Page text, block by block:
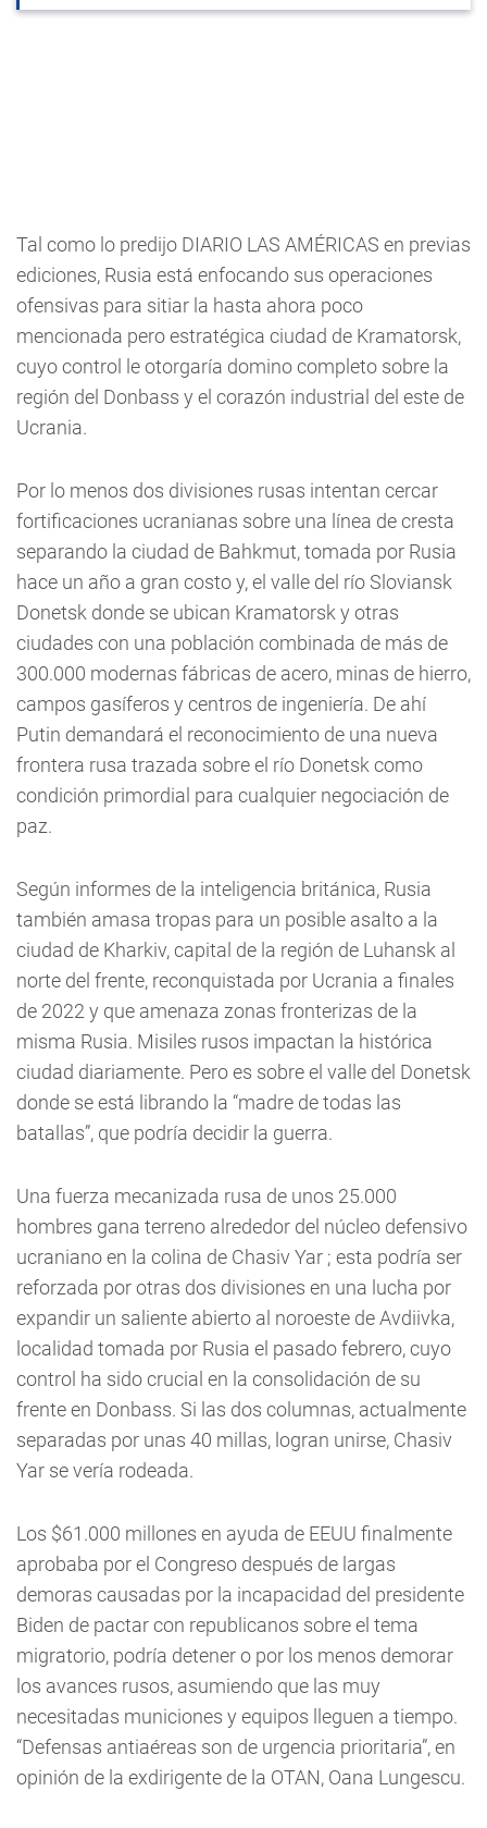
Tal como lo predijo DIARIO LAS AMÉRICAS en previas
ediciones, Rusia está enfocando sus operaciones
ofensivas para sitiar la hasta ahora poco
mencionada pero estratégica ciudad de Kramatorsk,
cuyo control le otorgaría domino completo sobre la
región del Donbass y el corazón industrial del este de
Ucrania.
Por lo menos dos divisiones rusas intentan cercar
fortificaciones ucranianas sobre una línea de cresta
separando la ciudad de Bahkmut, tomada por Rusia
hace un año a gran costo y, el valle del río Sloviansk
Donetsk donde se ubican Kramatorsk y otras
ciudades con una población combinada de más de
300.000 modernas fábricas de acero, minas de hierro,
campos gasíferos y centros de ingeniería. De ahí
Putin demandará el reconocimiento de una nueva
frontera rusa trazada sobre el río Donetsk como
condición primordial para cualquier negociación de
paz.
Según informes de la inteligencia británica, Rusia
también amasa tropas para un posible asalto a la
ciudad de Kharkiv, capital de la región de Luhansk al
norte del frente, reconquistada por Ucrania a finales
de 2022 y que amenaza zonas fronterizas de la
misma Rusia. Misiles rusos impactan la histórica
ciudad diariamente. Pero es sobre el valle del Donetsk
donde se está librando la “madre de todas las
batallas”, que podría decidir la guerra.
Una fuerza mecanizada rusa de unos 25.000
hombres gana terreno alrededor del núcleo defensivo
ucraniano en la colina de Chasiv Yar ; esta podría ser
reforzada por otras dos divisiones en una lucha por
expandir un saliente abierto al noroeste de Avdiivka,
localidad tomada por Rusia el pasado febrero, cuyo
control ha sido crucial en la consolidación de su
frente en Donbass. Si las dos columnas, actualmente
separadas por unas 40 millas, logran unirse, Chasiv
Yar se vería rodeada.
Los $61.000 millones en ayuda de EEUU finalmente
aprobaba por el Congreso después de largas
demoras causadas por la incapacidad del presidente
Biden de pactar con republicanos sobre el tema
migratorio, podría detener o por los menos demorar
los avances rusos, asumiendo que las muy
necesitadas municiones y equipos lleguen a tiempo.
“Defensas antiaéreas son de urgencia prioritaria”, en
opinión de la exdirigente de la OTAN, Oana Lungescu.